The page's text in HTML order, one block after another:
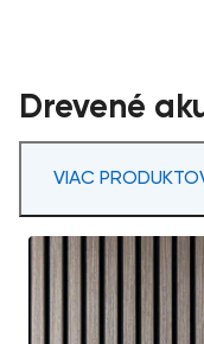
Drevené
VIAC